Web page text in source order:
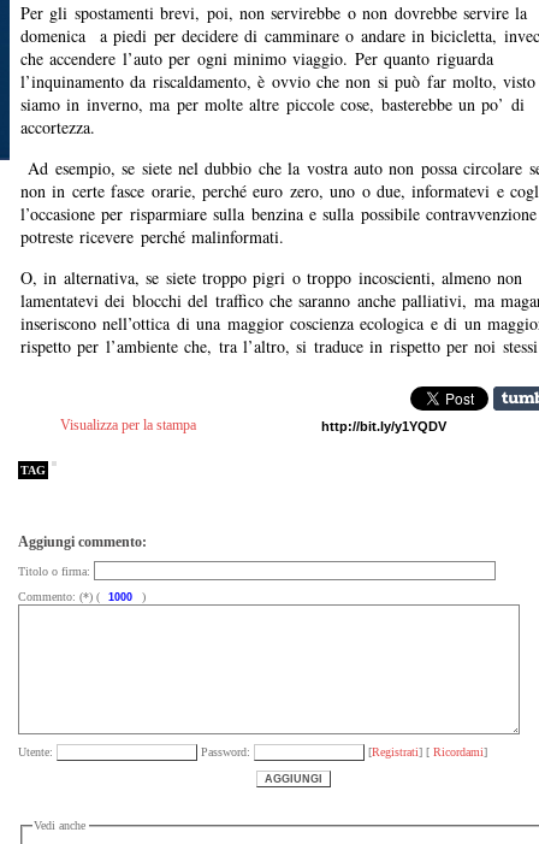
Per gli spostamenti brevi, poi, non servirebbe o non dovrebbe servire la
domenica a piedi per decidere di camminare o andare in bicicletta,
che accendere l’auto per ogni minimo viaggio. Per quanto riguarda
l’inquinamento da riscaldamento, è ovvio che non si può far molto, visto
siamo in inverno, ma per molte altre piccole cose, basterebbe un po’ di
accortezza.
Ad esempio, se siete nel dubbio che la vostra auto non possa circolare
non in certe fasce orarie, perché euro zero, uno o due, informatevi e
l’occasione per risparmiare sulla benzina e sulla possibile
potreste ricevere perché malinformati.
O, in alternativa, se siete troppo pigri o troppo incoscienti, almeno non
lamentatevi dei blocchi del traffico che saranno anche palliativi, ma
inseriscono nell’ottica di una maggior coscienza ecologica e di un
rispetto per l’ambiente che, tra l’altro, si traduce in rispetto per noi
Visualizza per la stampa
TAG
Aggiungi commento:
Titolo o firma:
Commento: (*) (
)
Utente: Password: [Registrati] [ Ricordami]
Vedi anche